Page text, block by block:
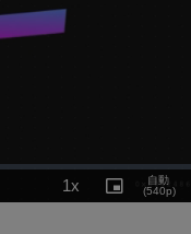
1x
Rate
Picture-
in-
自動
(540p)